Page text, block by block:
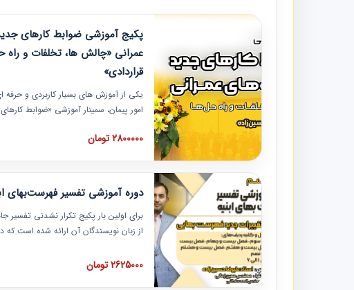
پکیج آموزشی ضوابط کارهای
عمرانی «چالش ها، تخلفات و
قراردادی»
یکی از آموزش‏‏‏‏‏‏ های بسیار کاربردی و حرفه‏
امور پیمان، سمینار آموزشی «ضوابط
عمرانی» چالش ها، تخلفات و راه حل ها
در محل سندیکای شرکت های ساختمانی
به همراه تجربیات عملی ارائه شده است.
2800000 تومان
دوره آموزشی تفسیر
برای اولین بار پکیج تکرار نشدنی تفسیر
از زبان نویسندگان آن ارائه شده است
تصویری بوده و به همراه تصاویر عملیات
فهرست بها ارائه شده است. این دوره با
2625000 تومان